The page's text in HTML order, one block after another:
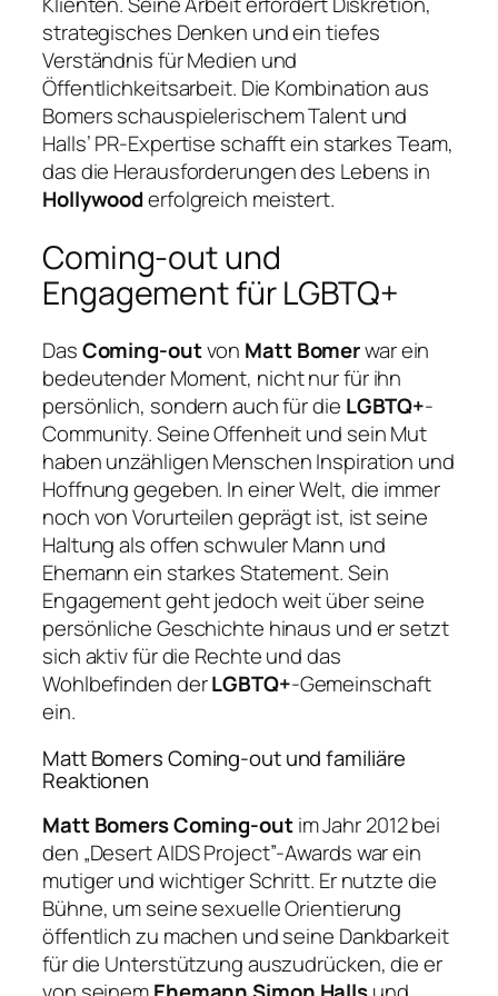
strategisches Denken und ein tiefes
Verständnis für Medien und
Öffentlichkeitsarbeit. Die Kombination aus
Bomers schauspielerischem Talent und
Halls’ PR-Expertise schafft ein starkes Team,
das die Herausforderungen des Lebens in
Hollywooderfolgreich meistert.
Coming-out und
Engagement für LGBTQ+
DasComing-outvon Matt Bomerwar ein
bedeutender Moment, nicht nur für ihn
persönlich, sondern auch für die LGBTQ+-
Community. Seine Offenheit und sein Mut
haben unzähligen Menschen Inspiration und
Hoffnung gegeben. In einer Welt, die immer
noch von Vorurteilen geprägt ist, ist seine
Haltung als offen schwuler Mann und
Ehemann ein starkes Statement. Sein
Engagement geht jedoch weit über seine
persönliche Geschichte hinaus und er setzt
sich aktiv für die Rechte und das
Wohlbefinden derLGBTQ+-Gemeinschaft
ein.
Matt Bomers Coming-out und familiäre
Reaktionen
Matt Bomers Coming-outim Jahr 2012 bei
den „Desert AIDS Project”-Awards war ein
mutiger und wichtiger Schritt. Er nutzte die
Bühne, um seine sexuelle Orientierung
öffentlich zu machen und seine Dankbarkeit
für die Unterstützung auszudrücken, die er